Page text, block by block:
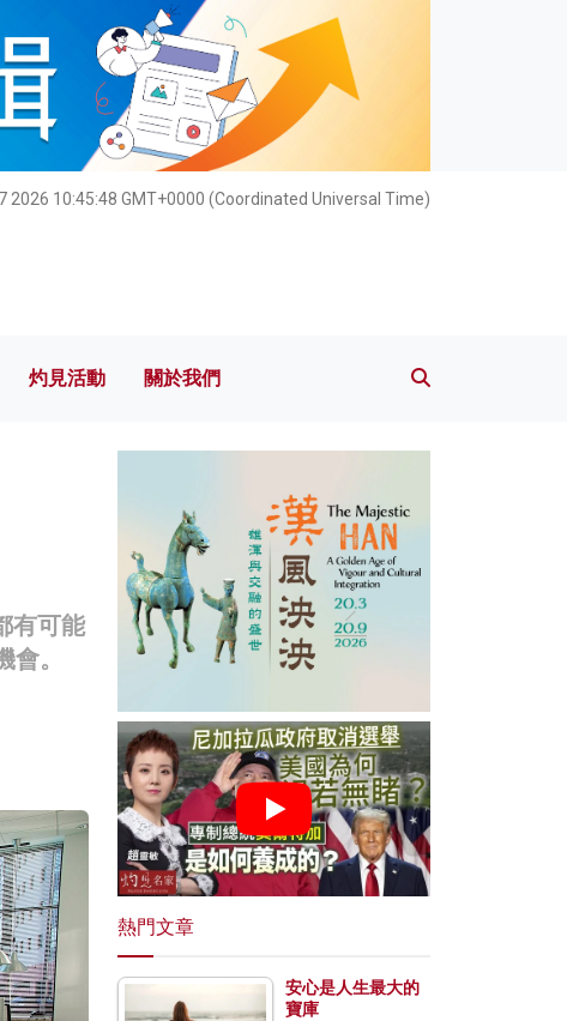
2026 10:45:49 GMT+0000 (Coordinated Universal Time)
灼見活動 關於我們
灼見活動 關於我們
有可能
。
熱門文章
安心是人生最大的
寶庫